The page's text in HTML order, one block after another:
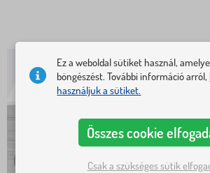
Ez a weboldal sütiket használ,
böngészést. További információ arról,
használjuk a sütiket.
Összes cookie
Csak a szükséges sütik